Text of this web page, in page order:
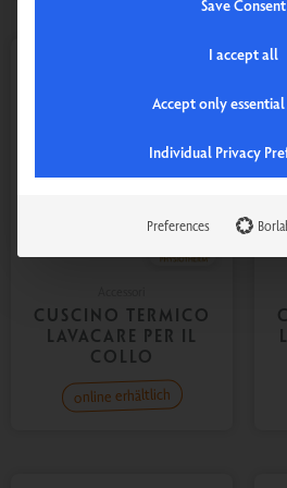
CUSCINO TERMICO
LAVACARE PER IL
COLLO
Save Consent
I accept all
Accept only
Individual Privacy
Preferences